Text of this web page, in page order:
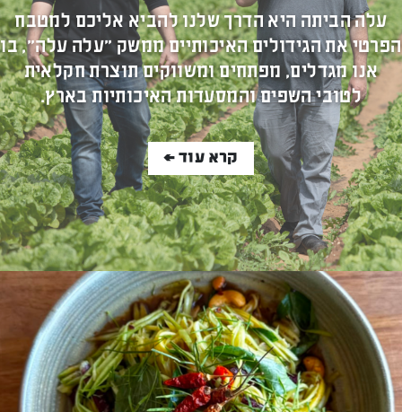
עלה הביתה היא הדרך שלנו להביא אליכם למטבח
הפרטי את הגידולים האיכותיים ממשק "עלה עלה", בו
אנו מגדלים, מפתחים ומשווקים תוצרת חקלאית
לטובי השפים והמסעדות האיכותיות בארץ.
קרא עוד >